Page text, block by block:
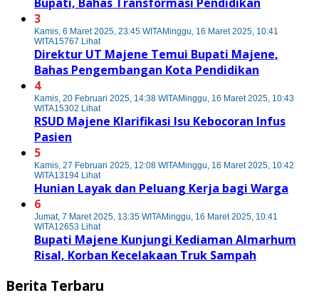
3
Kamis, 6 Maret 2025, 23:45 WITAMinggu, 16 Maret 2025, 10:41
WITA15767 Lihat
Direktur UT Majene Temui Bupati Majene,
Bahas Pengembangan Kota Pendidikan
4
Kamis, 20 Februari 2025, 14:38 WITAMinggu, 16 Maret 2025, 10:43
WITA15302 Lihat
RSUD Majene Klarifikasi Isu Kebocoran Infus
Pasien
5
Kamis, 27 Februari 2025, 12:08 WITAMinggu, 16 Maret 2025, 10:42
WITA13194 Lihat
Hunian Layak dan Peluang Kerja bagi Warga
6
Jumat, 7 Maret 2025, 13:35 WITAMinggu, 16 Maret 2025, 10:41
WITA12653 Lihat
Bupati Majene Kunjungi Kediaman Almarhum
Risal, Korban Kecelakaan Truk Sampah
Berita Terbaru